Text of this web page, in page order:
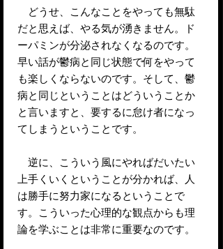
どうせ、こんなことをやっても無駄
だと思えば、やる気が湧きません。ド
ーパミンが分泌されなくなるのです。
早い話が鬱病と同じ状態で何をやって
も楽しくならないのです。そして、鬱
病と同じということはどういうことか
と言いますと、要するに怠け者になっ
てしまうということです。
逆に、こういう風にやればだいたい
上手くいくということが分かれば、人
は勝手に努力家になるということで
す。こういった心理的な観点からも理
論を学ぶことは非常に重要なのです。